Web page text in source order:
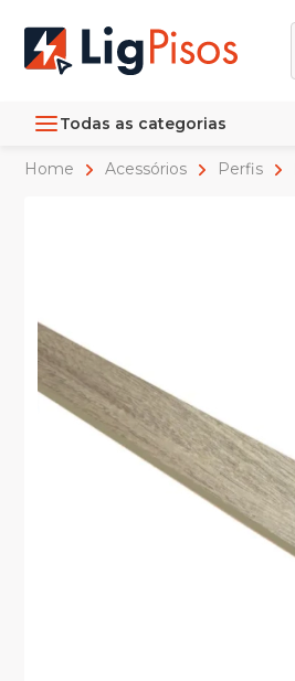
Todas as categorias
Home Acessórios Perfis